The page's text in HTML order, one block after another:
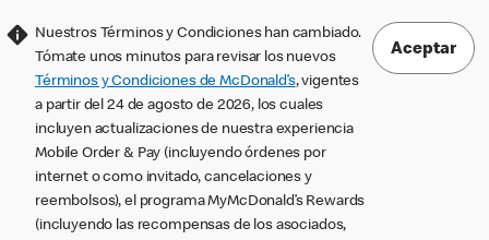
Nuestros Términos y Condiciones han cambiado.
Tómate unos minutos para revisar los nuevos
Términos y Condiciones de McDonald’s, vigentes
a partir del 24 de agosto de 2026, los cuales
incluyen actualizaciones de nuestra experiencia
Mobile Order & Pay (incluyendo órdenes por
internet o como invitado, cancelaciones y
reembolsos), el programa MyMcDonald’s Rewards
(incluyendo las recompensas de los asociados,
Aceptar